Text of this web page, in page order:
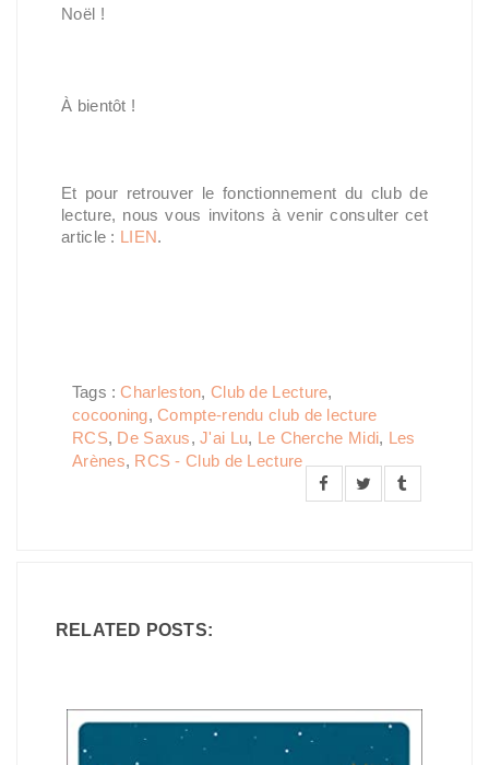
Noël !
À bientôt !
Et pour retrouver le fonctionnement du club de
lecture, nous vous invitons à venir consulter cet
article :
LIEN.
Tags :Charleston, Club de Lecture,
cocooning,Compte-rendu club de lecture
RCS, De Saxus,J'ai Lu, Le Cherche Midi, Les
Arènes, RCS - Club de Lecture
RELATED POSTS: